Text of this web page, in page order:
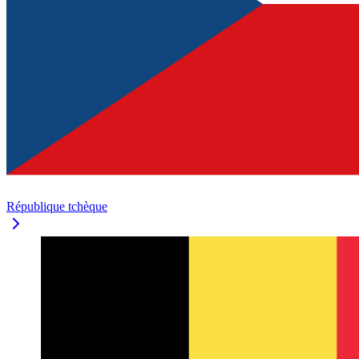
République tchèque